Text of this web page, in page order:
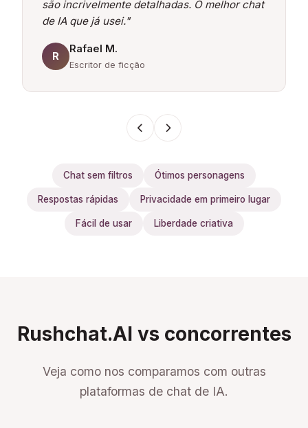
são incrivelmente detalhadas. O melhor chat
de IA que já usei."
R
Rafael M.
Escritor de ficção
Chat sem filtros Ótimos personagens
Respostas rápidas Privacidade em primeiro lugar
Fácil de usar Liberdade criativa
Rushchat.AI vs concorrentes
Veja como nos comparamos com outras
plataformas de chat de IA.